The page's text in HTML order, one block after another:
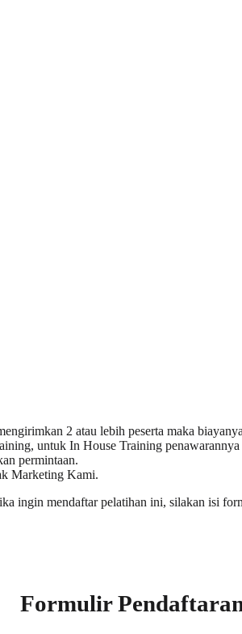
2 atau lebih peserta maka
, untuk In House Training
permintaan.
Marketing Kami.
ingin mendaftar pelatihan ini, silakan isi
Formulir